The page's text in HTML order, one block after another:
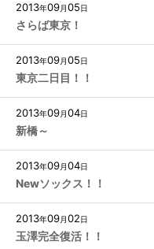
2013年09月05日
さらば東京！
2013年09月05日
東京二日目！！
2013年09月04日
新橋～
2013年09月04日
Newソックス！！
2013年09月02日
玉澤完全復活！！